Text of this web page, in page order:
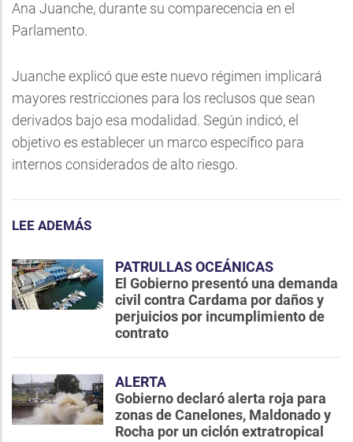
Ana Juanche, durante su comparecencia en el
Parlamento.
Juanche explicó que este nuevo régimen implicará
mayores restricciones para los reclusos que sean
derivados bajo esa modalidad. Según indicó, el
objetivo es establecer un marco específico para
internos considerados de alto riesgo.
LEE ADEMÁS
PATRULLAS OCEÁNICAS
El Gobierno presentó una demanda
civil contra Cardama por daños y
perjuicios por incumplimiento de
contrato
ALERTA
Gobierno declaró alerta roja para
zonas de Canelones, Maldonado y
Rocha por un ciclón extratropical